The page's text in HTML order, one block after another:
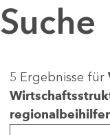
Suche
5 Ergebnisse für